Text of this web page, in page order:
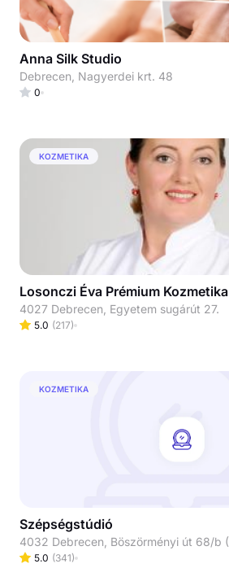
Anna Silk Studio
Debrecen, Nagyerdei krt. 48
0
KOZMETIKA
Losonczi Éva Prémium Kozmetika
4027 Debrecen, Egyetem sugárút 27.
5.0 (217)
KOZMETIKA
Szépségstúdió
5.0 (341)